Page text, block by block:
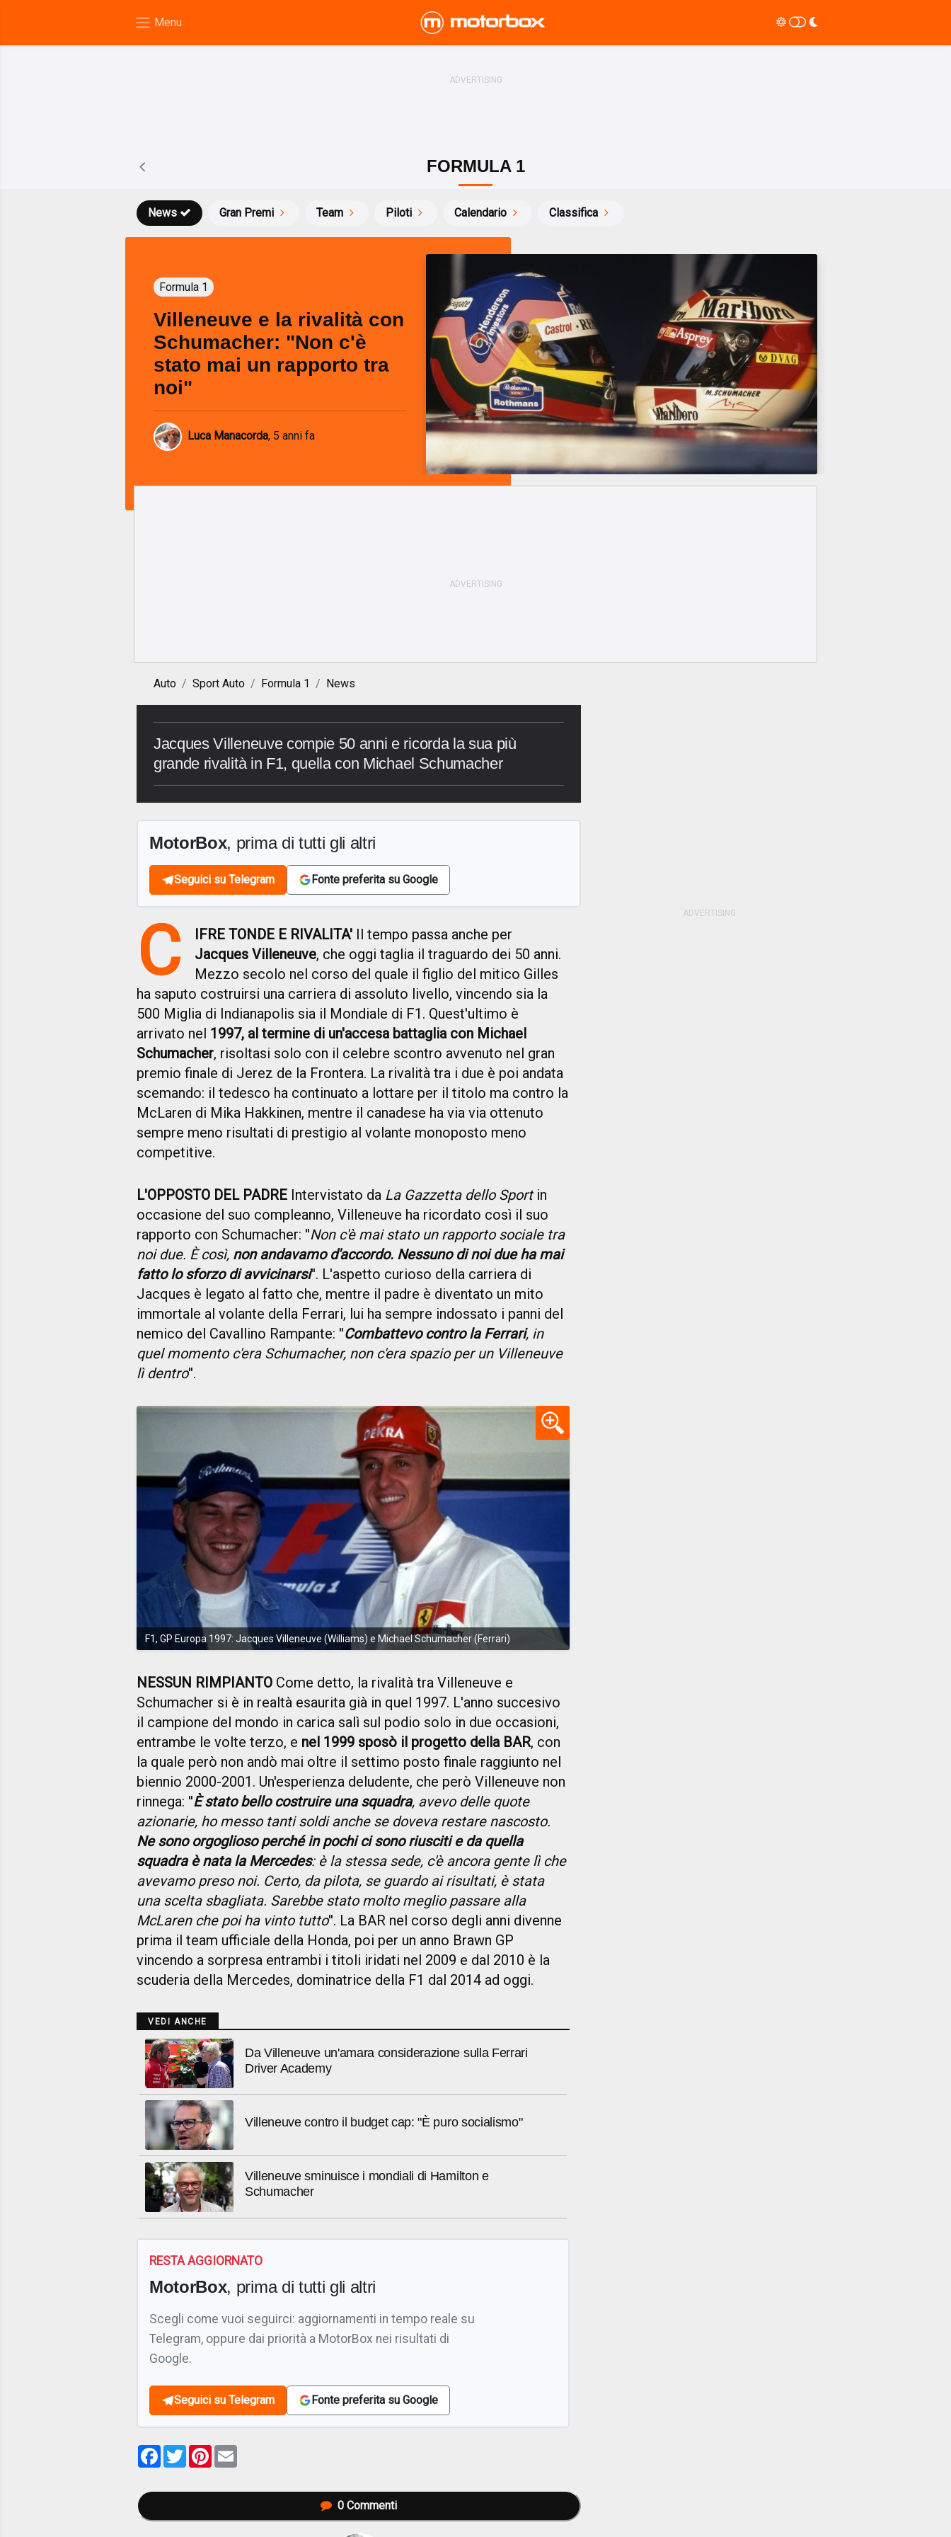
FORMULA 1
News Gran Premi Team Piloti Calendario Classifica
Formula 1
Villeneuve e la rivalità con
Schumacher: "Non c'è
stato mai un rapporto tra
noi"
Luca Manacorda, 5 anni fa
Auto Sport Auto Formula 1 News
Jacques Villeneuve compie 50 anni e ricorda la sua più
grande rivalità in F1, quella con Michael Schumacher
MotorBox, prima di tutti gli altri
Seguici su Telegram Fonte preferita su Google
C IFRE TONDE E RIVALITA' Il tempo passa anche per
Jacques Villeneuve, che oggi taglia il traguardo dei 50 anni.
Mezzo secolo nel corso del quale il figlio del mitico Gilles
ha saputo costruirsi una carriera di assoluto livello, vincendo sia la
500 Miglia di Indianapolis sia il Mondiale di F1. Quest'ultimo è
arrivato nel 1997, al termine di un'accesa battaglia con Michael
Schumacher, risoltasi solo con il celebre scontro avvenuto nel gran
premio finale di Jerez de la Frontera. La rivalità tra i due è poi andata
scemando: il tedesco ha continuato a lottare per il titolo ma contro la
McLaren di Mika Hakkinen, mentre il canadese ha via via ottenuto
sempre meno risultati di prestigio al volante monoposto meno
competitive.
L'OPPOSTO DEL PADRE Intervistato da La Gazzetta dello Sportin
occasione del suo compleanno, Villeneuve ha ricordato così il suo
rapporto con Schumacher: ''Non c'è mai stato un rapporto sociale tra
noi due. È così, non andavamo d'accordo. Nessuno di noi due ha mai
fatto lo sforzo di avvicinarsi''. L'aspetto curioso della carriera di
Jacques è legato al fatto che, mentre il padre è diventato un mito
immortale al volante della Ferrari, lui ha sempre indossato i panni del
nemico del Cavallino Rampante: ''Combattevo contro la Ferrari, in
quel momento c'era Schumacher, non c'era spazio per un Villeneuve
lì dentro''.
F1, GP Europa 1997: Jacques Villeneuve (Williams) e Michael Schumacher (Ferrari)
NESSUN RIMPIANTO Come detto, la rivalità tra Villeneuve e
Schumacher si è in realtà esaurita già in quel 1997. L'anno succesivo
il campione del mondo in carica salì sul podio solo in due occasioni,
entrambe le volte terzo, e nel 1999 sposò il progetto della BAR, con
la quale però non andò mai oltre il settimo posto finale raggiunto nel
biennio 2000-2001. Un'esperienza deludente, che però Villeneuve non
rinnega: ''È stato bello costruire una squadra, avevo delle quote
azionarie, ho messo tanti soldi anche se doveva restare nascosto.
Ne sono orgoglioso perché in pochi ci sono riusciti e da quella
squadra è nata la Mercedes: è la stessa sede, c'è ancora gente lì che
avevamo preso noi. Certo, da pilota, se guardo ai risultati, è stata
una scelta sbagliata. Sarebbe stato molto meglio passare alla
McLaren che poi ha vinto tutto''. La BAR nel corso degli anni divenne
prima il team ufficiale della Honda, poi per un anno Brawn GP
vincendo a sorpresa entrambi i titoli iridati nel 2009 e dal 2010 è la
scuderia della Mercedes, dominatrice della F1 dal 2014 ad oggi.
VEDI ANCHE
Da Villeneuve un'amara considerazione sulla Ferrari
Driver Academy
Villeneuve contro il budget cap: "È puro socialismo"
Villeneuve sminuisce i mondiali di Hamilton e
Schumacher
RESTA AGGIORNATO
MotorBox, prima di tutti gli altri
Scegli come vuoi seguirci: aggiornamenti in tempo reale su
Telegram, oppure dai priorità a MotorBox nei risultati di
Google.
Seguici su Telegram Fonte preferita su Google
Facebook
TwitterPinterest
0 Commenti